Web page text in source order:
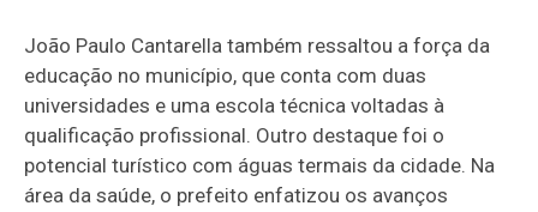
João Paulo Cantarella também ressaltou a força da
educação no município, que conta com duas
universidades e uma escola técnica voltadas à
qualificação profissional. Outro destaque foi o
potencial turístico com águas termais da cidade. Na
área da saúde, o prefeito enfatizou os avanços